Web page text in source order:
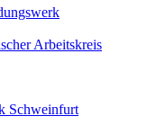
Arbeitskreis
Schweinfurt